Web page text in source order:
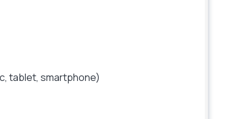
tablet, smartphone)